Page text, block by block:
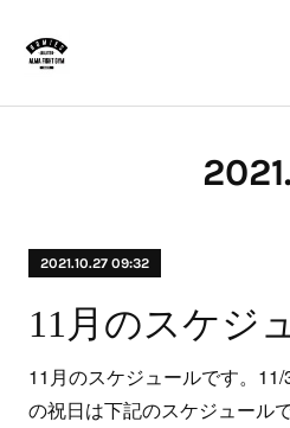
2021.
2021.10.27 09:32
11月のスケジ
11月のスケジュールです。
の祝日は下記のスケジュール